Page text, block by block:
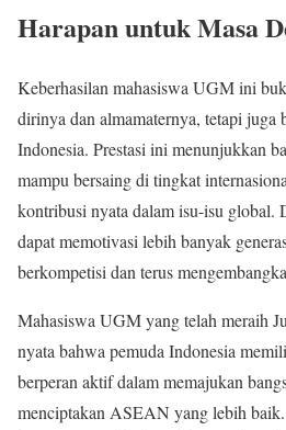
Harapan untuk Masa
Keberhasilan mahasiswa UGM ini
dirinya dan almamaternya, tetapi juga
Indonesia. Prestasi ini menunjukkan
mampu bersaing di tingkat
kontribusi nyata dalam isu-isu global.
dapat memotivasi lebih banyak
berkompetisi dan terus
Mahasiswa UGM yang telah meraih
nyata bahwa pemuda Indonesia
berperan aktif dalam memajukan
menciptakan ASEAN yang lebih